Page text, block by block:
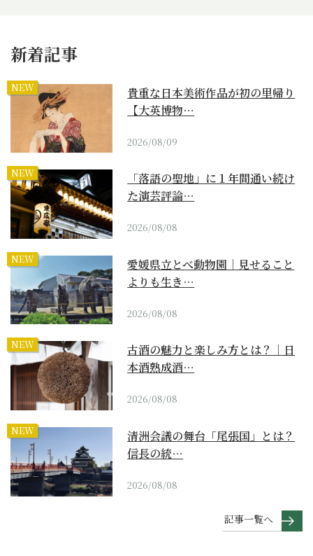
新着記事
NEW
貴重な日本美術作品が初の里帰り
【大英博物…
2026/08/09
NEW
「落語の聖地」に１年間通い続け
た演芸評論…
2026/08/08
NEW
愛媛県立とべ動物園｜見せること
よりも生き…
2026/08/08
NEW
古酒の魅力と楽しみ方とは？｜日
本酒熟成酒…
2026/08/08
NEW
清洲会議の舞台「尾張国」とは？
信長の統…
2026/08/08
記事一覧へ